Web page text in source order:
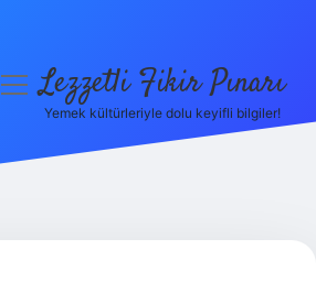
menüyüLezzetli Fikir Pınarı
Yemek kültürleriyle dolu keyifli bilgiler!